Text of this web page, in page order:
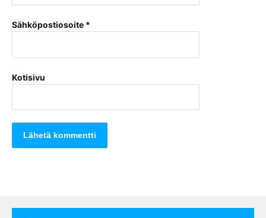
Sähköpostiosoite *
Kotisivu